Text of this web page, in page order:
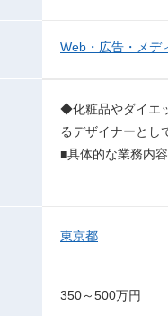
Web・広告・メデ
◆化粧品やダイエ
るデザイナーとし
■具体的な業務内容
東京都
350～500万円